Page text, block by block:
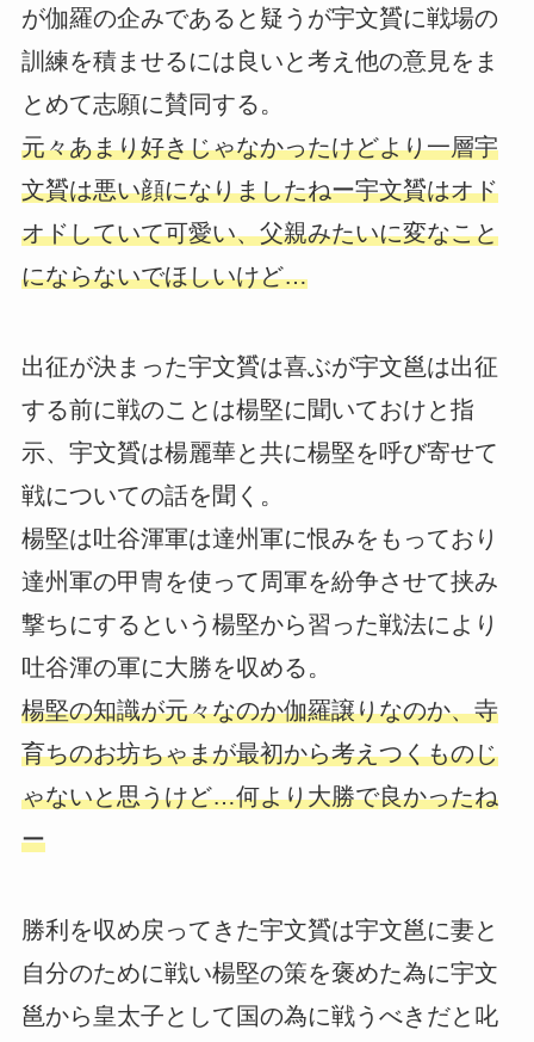
が伽羅の企みであると疑うが宇文贇に戦場の
訓練を積ませるには良いと考え他の意見をま
とめて志願に賛同する。
元々あまり好きじゃなかったけどより一層宇
文贇は悪い顔になりましたねー宇文贇はオド
オドしていて可愛い、父親みたいに変なこと
にならないでほしいけど…
出征が決まった宇文贇は喜ぶが宇文邕は出征
する前に戦のことは楊堅に聞いておけと指
示、宇文贇は楊麗華と共に楊堅を呼び寄せて
戦についての話を聞く。
楊堅は吐谷渾軍は達州軍に恨みをもっており
達州軍の甲冑を使って周軍を紛争させて挟み
撃ちにするという楊堅から習った戦法により
吐谷渾の軍に大勝を収める。
楊堅の知識が元々なのか伽羅譲りなのか、寺
育ちのお坊ちゃまが最初から考えつくものじ
ゃないと思うけど…何より大勝で良かったね
ー
勝利を収め戻ってきた宇文贇は宇文邕に妻と
自分のために戦い楊堅の策を褒めた為に宇文
邕から皇太子として国の為に戦うべきだと叱